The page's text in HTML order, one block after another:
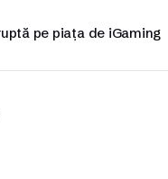
pe piața de iGaming